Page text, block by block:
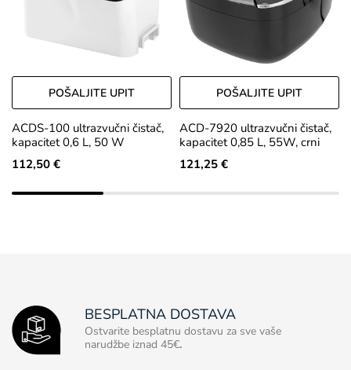
POŠALJITE UPIT
ACDS-100 ultrazvučni čistač,
kapacitet 0,6 L, 50 W
112,50 €
POŠALJITE UPIT
ACD-7920 ultrazvučni čistač,
kapacitet 0,85 L, 55W, crni
121,25 €
BESPLATNA DOSTAVA
Ostvarite besplatnu dostavu za sve vaše
narudžbe iznad 45€.